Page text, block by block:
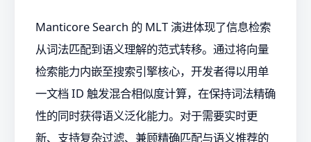
Manticore Search 的 MLT 演进体现了信息检索
从词法匹配到语义理解的范式转移。通过将向量
检索能力内嵌至搜索引擎核心，开发者得以用单
一文档 ID 触发混合相似度计算，在保持词法精确
性的同时获得语义泛化能力。对于需要实时更
新、支持复杂过滤、兼顾精确匹配与语义推荐的